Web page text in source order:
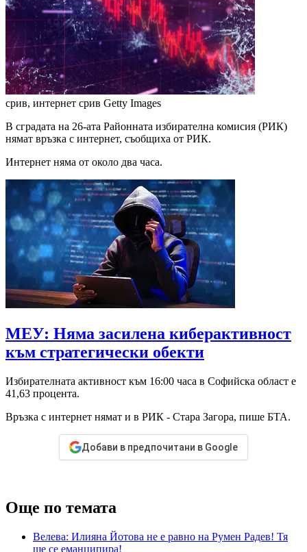
срив, интернет срив Getty Images
В сградата на 26-ата Районната избирателна комисия (РИК)
нямат връзка с интернет, съобщиха от РИК.
Интернет няма от около два часа.
МЕУ: Няма засилена киберактивност
към стратегически обекти
Избирателната активност към 16:00 часа в Софийска област е
41,63 процента.
Връзка с интернет нямат и в РИК - Стара Загора, пише БТА.
Добави в предпочитани в Google
Още по темата
Велева: Илияна Йотова не е равно на Румен Радев! Тя
ще се еманципира!